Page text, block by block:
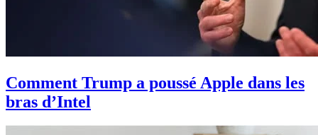
Comment Trump a poussé Apple dans les
bras d’Intel